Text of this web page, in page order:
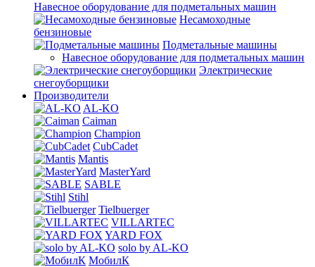
Навесное оборудование для подметальных машин
Несамоходные
бензиновые
Подметальные машины
Навесное оборудование для подметальных машин
Электрические
снегоуборщики
Производители
AL-KO
Caiman
Champion
CubCadet
Mantis
MasterYard
SABLE
Stihl
Tielbuerger
VILLARTEC
YARD FOX
solo by AL-KO
МобилК